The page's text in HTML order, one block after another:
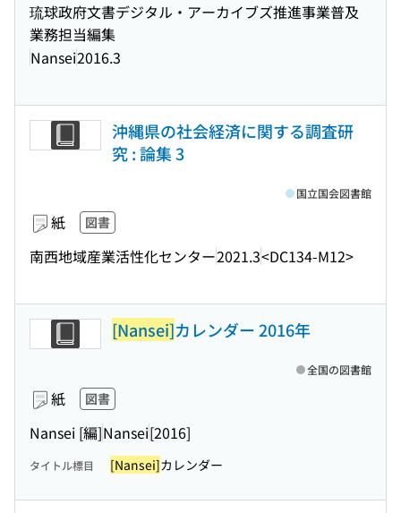
琉球政府文書デジタル・アーカイブズ推進事業普及
業務担当編集
Nansei2016.3
沖縄県の社会経済に関する調査研
究 : 論集 3
紙 図書
南西地域産業活性化センター2021.3<DC134-M12>
国立国会図書館
[Nansei]カレンダー 2016年
紙 図書
Nansei [編]Nansei[2016]
全国の図書館
タイトル標目 [Nansei]カレンダー